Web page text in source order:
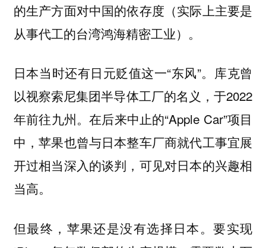
的生产方面对中国的依存度（实际上主要是
从事代工的台湾鸿海精密工业）。
日本当时还有日元贬值这一“东风”。库克曾
以视察索尼集团半导体工厂的名义，于2022
年前往九州。在后来中止的“Apple Car”项目
中，苹果也曾与日本整车厂商就代工事宜展
开过相当深入的谈判，可见对日本的兴趣相
当高。
但最终，苹果还是没有选择日本。要实现